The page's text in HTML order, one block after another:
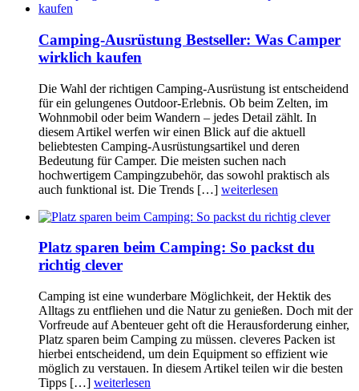
Camping-Ausrüstung Bestseller: Was Camper
wirklich kaufen
Die Wahl der richtigen Camping-Ausrüstung ist entscheidend
für ein gelungenes Outdoor-Erlebnis. Ob beim Zelten, im
Wohnmobil oder beim Wandern – jedes Detail zählt. In
diesem Artikel werfen wir einen Blick auf die aktuell
beliebtesten Camping-Ausrüstungsartikel und deren
Bedeutung für Camper. Die meisten suchen nach
hochwertigem Campingzubehör, das sowohl praktisch als
auch funktional ist. Die Trends […] weiterlesen
Platz sparen beim Camping: So packst du
richtig clever
Camping ist eine wunderbare Möglichkeit, der Hektik des
Alltags zu entfliehen und die Natur zu genießen. Doch mit der
Vorfreude auf Abenteuer geht oft die Herausforderung einher,
Platz sparen beim Camping zu müssen. cleveres Packen ist
hierbei entscheidend, um dein Equipment so effizient wie
möglich zu verstauen. In diesem Artikel teilen wir die besten
Tipps […] weiterlesen